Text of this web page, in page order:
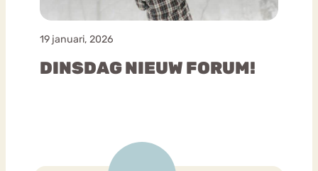
19 januari, 2026
DINSDAG NIEUW FORUM!